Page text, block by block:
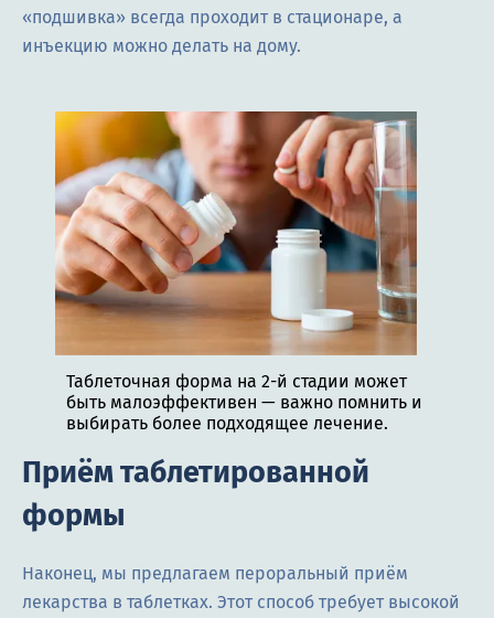
«подшивка» всегда проходит в стационаре, а
инъекцию можно делать на дому.
Таблеточная форма на 2-й стадии может
быть малоэффективен — важно помнить и
выбирать более подходящее лечение.
Приём таблетированной
формы
Наконец, мы предлагаем пероральный приём
лекарства в таблетках. Этот способ требует высокой